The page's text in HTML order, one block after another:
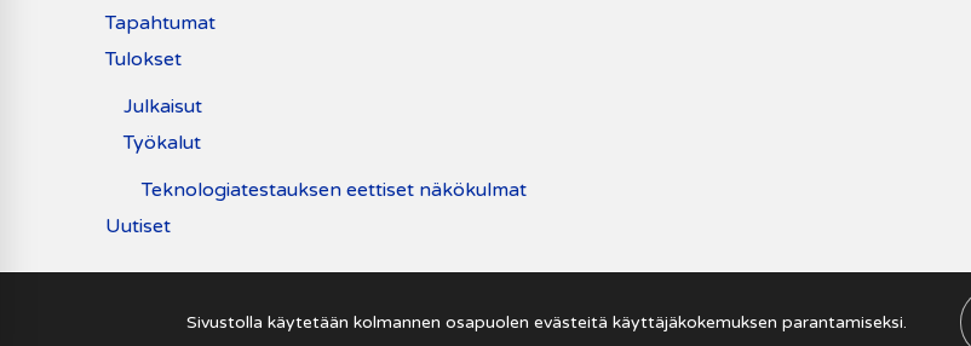
Tapahtumat
Tulokset
Julkaisut
Työkalut
Teknologiatestauksen eettiset näkökulmat
Uutiset
Sivustolla käytetään kolmannen osapuolen evästeitä käyttäjäkokemuksen parantamiseksi.